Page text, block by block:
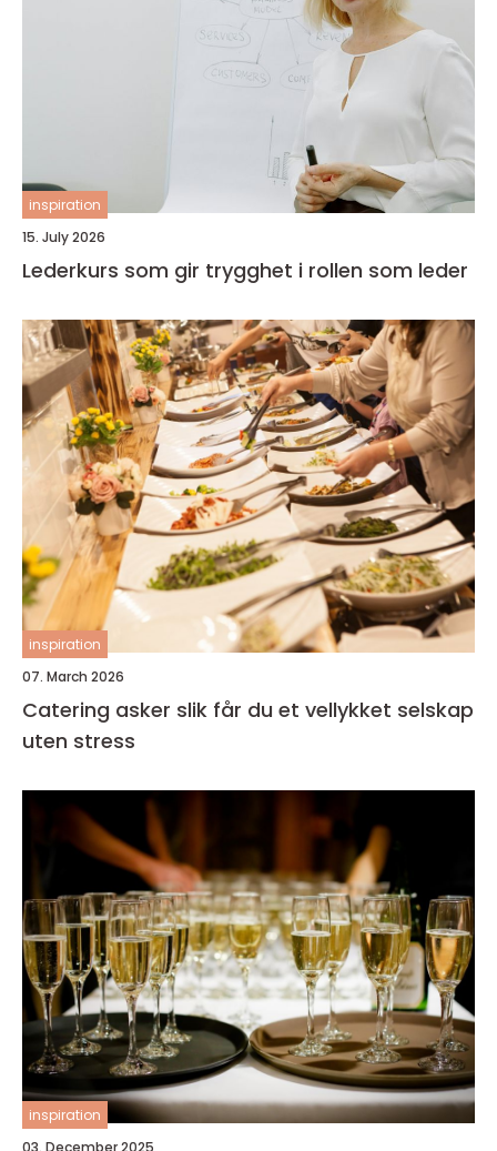
inspiration
15. July 2026
Lederkurs som gir trygghet i rollen som leder
inspiration
07. March 2026
Catering asker slik får du et vellykket selskap
uten stress
inspiration
03. December 2025